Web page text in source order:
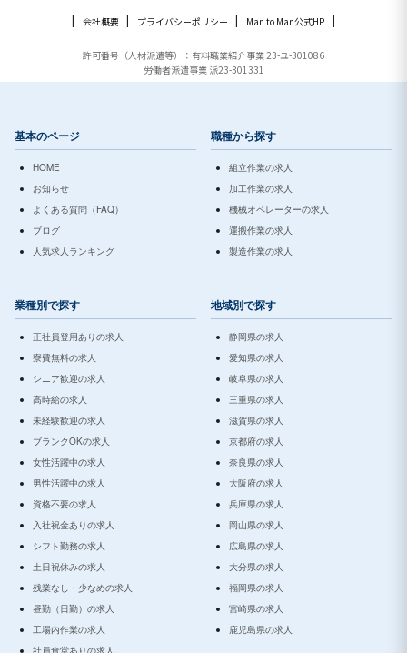
会社概要 プライバシーポリシー Man to Man公式HP
許可番号（人材派遣等）：有料職業紹介事業 23-ユ-301086
労働者派遣事業 派23-301331
基本のページ
HOME
お知らせ
よくある質問（FAQ）
ブログ
人気求人ランキング
職種から探す
組立作業の求人
加工作業の求人
機械オペレーターの求人
運搬作業の求人
製造作業の求人
業種別で探す
正社員登用ありの求人
寮費無料の求人
シニア歓迎の求人
高時給の求人
未経験歓迎の求人
ブランクOKの求人
女性活躍中の求人
男性活躍中の求人
資格不要の求人
入社祝金ありの求人
シフト勤務の求人
土日祝休みの求人
残業なし・少なめの求人
昼勤（日勤）の求人
工場内作業の求人
社員食堂ありの求人
地域別で探す
静岡県の求人
愛知県の求人
岐阜県の求人
三重県の求人
滋賀県の求人
京都府の求人
奈良県の求人
大阪府の求人
兵庫県の求人
岡山県の求人
広島県の求人
大分県の求人
福岡県の求人
宮崎県の求人
鹿児島県の求人